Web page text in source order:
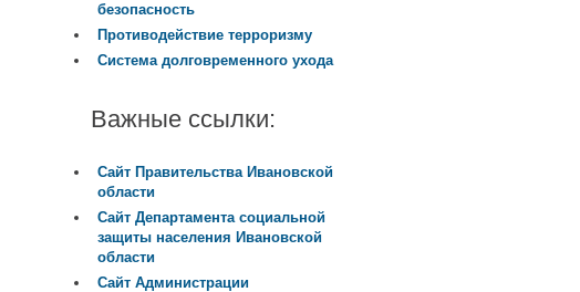
безопасность
Противодействие терроризму
Система долговременного ухода
Важные ссылки:
Сайт Правительства Ивановской
области
Сайт Департамента социальной
защиты населения Ивановской
области
Сайт Администрации